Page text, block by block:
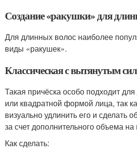
Создание «ракушки» для
Для длинных волос наиболее
виды «ракушек».
Классическая с вытянутым
Такая причёска особо подходит
или квадратной формой лица, так
визуально удлинить его и сделать
за счет дополнительного объема
Как сделать: